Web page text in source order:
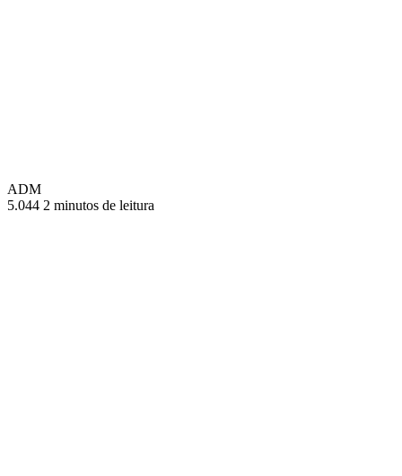
ADM
5.044 2 minutos de leitura